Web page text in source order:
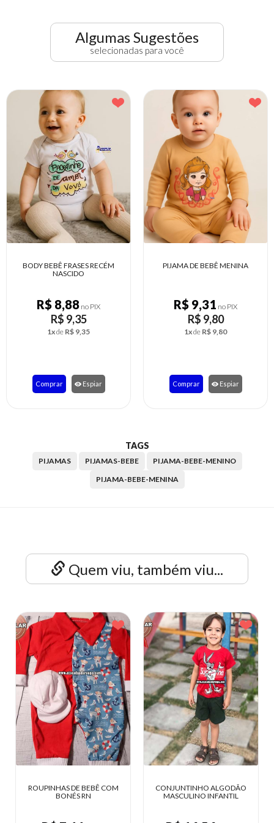
Algumas Sugestões
selecionadas para você
PIJAMA DE BEBÊ MENINA
R$ 9,31
R$ 9,80
1xdeR$ 9,80
Comprar
PIJAMA MASCULINO PARA
R$ 18,17
R$ 19,13
3xdeR$ 6,38
Comprar
TAGS
PIJAMAS PIJAMAS-BEBE
PIJAMA-BEBE-MENINO
PIJAMA-BEBE-MENINA
Quem viu, também viu...
CONJUNTINHO ALGODÃO
MASCULINO INFANTIL
MACACÕES E
BELLA BABY